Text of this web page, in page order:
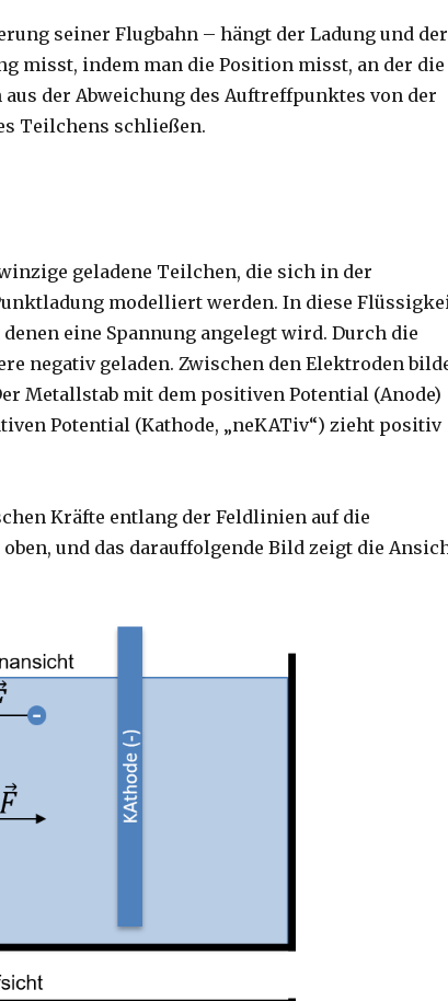
seiner Flugbahn – hängt der Ladung und der
misst, indem man die Position misst, an der die
der Abweichung des Auftreffpunktes von der
Teilchens schließen.
geladene Teilchen, die sich in der
modelliert werden. In diese
eine Spannung angelegt wird. Durch die
negativ geladen. Zwischen den Elektroden
Metallstab mit dem positiven Potential (Anode)
Potential (Kathode, „neKATiv“) zieht positiv
Kräfte entlang der Feldlinien auf die
und das darauffolgende Bild zeigt die